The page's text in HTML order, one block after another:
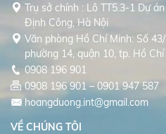
Trụ sở chính : Lô TT5.3-1 Dự
Định Công, Hà Nội
Văn phòng Hồ Chí Minh: Số
phường 14, quận 10, tp. Hồ Chí
0908 196 901
0908 196 901 – 0901 947 587
hoangduong.int@gmail.com
VỀ CHÚNG TÔI